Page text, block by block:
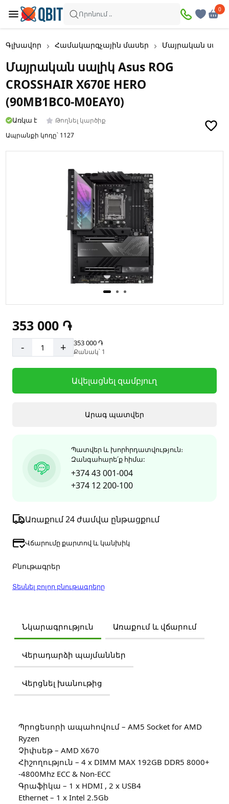
Որոնում ..
0
Գլխավոր Համակարգչային մասեր Մայրական
Մայրական սալիկ Asus ROG
CROSSHAIR X670E HERO
(90MB1BC0-M0EAY0)
Առկա է
Թողնել կարծիք
Ապրանքի կոդը՝ 1127
Բնութագրեր
Տեսնել բոլոր բնութագրերը
353 000 ֏
- + 353 000 ֏
Քանակ՝ 1
Ավելացնել զամբյուղ
Արագ պատվեր
Պատվեր և խորհրդատվություն։
Զանգահարե՛ք հիմա:
+374 43 001-004
+374 12 200-100
Առաքում 24 ժամվա ընթացքում
Վճարումը քարտով և կանխիկ
Նկարագրություն Առաքում և վճարում
Վերադարձի պայմաններ
Վերցնել խանութից
Պրոցեսորի ապահովում – AM5 Socket for AMD
Ryzen
Չիփսեթ – AMD X670
Հիշողություն – 4 x DIMM MAX 192GB DDR5 8000+
-4800Mhz ECC & Non-ECC
Գրաֆիկա – 1 x HDMI , 2 x USB4
Ethernet – 1 x Intel 2.5Gb